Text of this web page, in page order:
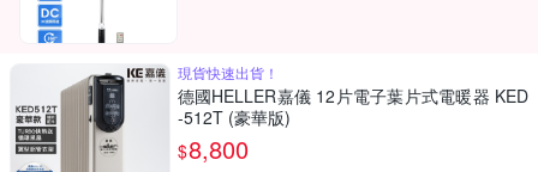
現貨快速出貨！
德國HELLER嘉儀 12片電子葉片式電暖器 KED
-512T (豪華版)
$8,800